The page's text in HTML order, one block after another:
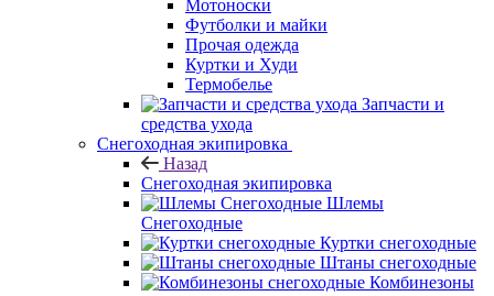
Мотоноски
Футболки и майки
Прочая одежда
Куртки и Худи
Термобелье
Запчасти и
средства ухода
Снегоходная экипировка
Назад
Снегоходная экипировка
Шлемы
Снегоходные
Куртки снегоходные
Штаны снегоходные
Комбинезоны